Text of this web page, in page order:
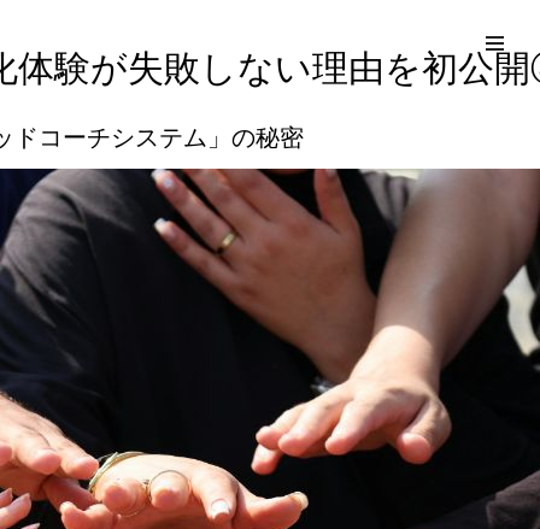
ン
テ
ツ
ス
キ
ッ
プ
EDO KAGURA
Authentic Traditional Cultural Experiences
Overlay
体験が失敗しない理由を初公
ドコーチシステム」の秘密